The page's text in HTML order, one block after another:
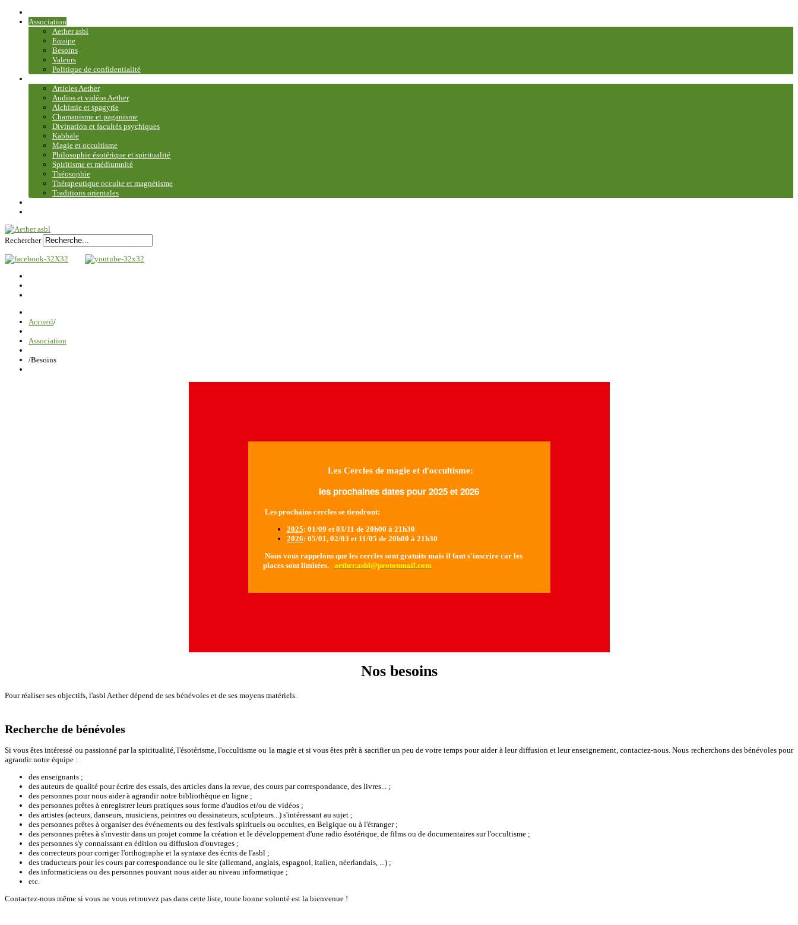
Association
Aether asbl
Equipe
Besoins
Valeurs
Politique de confidentialité
Articles Aether
Audios et vidéos Aether
Alchimie et spagyrie
Chamanisme et paganisme
Divination et facultés psychiques
Kabbale
Magie et occultisme
Philosophie ésotérique et spiritualité
Spiritisme et médiumnité
Théosophie
Thérapeutique occulte et magnétisme
Traditions orientales
Rechercher
Accueil/
Association
/Besoins
Les Cercles de magie et d'occultisme:
les prochaines dates pour 2025 et 2026
Les prochains cercles se tiendront:
2025: 01/09 et 03/11 de 20h00 à 21h30
2026: 05/01, 02/03 et 11/05 de 20h00 à 21h30
Nous vous rappelons que les cercles sont gratuits mais il faut s'inscrire car les
places sont limitées.
aether.asbl@protonmail.com
Nos besoins
Pour réaliser ses objectifs, l'asbl Aether dépend de ses bénévoles et de ses moyens matériels.
Recherche de bénévoles
Si vous êtes intéressé ou passionné par la spiritualité, l'ésotérisme, l'occultisme ou la magie et si vous êtes prêt à sacrifier un peu de votre temps pour aider à leur diffusion et leur enseignement, contactez-nous. Nous recherchons des bénévoles pour
agrandir notre équipe :
des enseignants ;
des auteurs de qualité pour écrire des essais, des articles dans la revue, des cours par correspondance, des livres... ;
des personnes pour nous aider à agrandir notre bibliothèque en ligne ;
des personnes prêtes à enregistrer leurs pratiques sous forme d'audios et/ou de vidéos ;
des artistes (acteurs, danseurs, musiciens, peintres ou dessinateurs, sculpteurs...) s'intéressant au sujet ;
des personnes prêtes à organiser des événements ou des festivals spirituels ou occultes, en Belgique ou à l'étranger ;
des personnes prêtes à s'investir dans un projet comme la création et le développement d'une radio ésotérique, de films ou de documentaires sur l'occultisme ;
des personnes s'y connaissant en édition ou diffusion d'ouvrages ;
des correcteurs pour corriger l'orthographe et la syntaxe des écrits de l'asbl ;
des traducteurs pour les cours par correspondance ou le site (allemand, anglais, espagnol, italien, néerlandais, ...) ;
des informaticiens ou des personnes pouvant nous aider au niveau informatique ;
etc.
Contactez-nous même si vous ne vous retrouvez pas dans cette liste, toute bonne volonté est la bienvenue !